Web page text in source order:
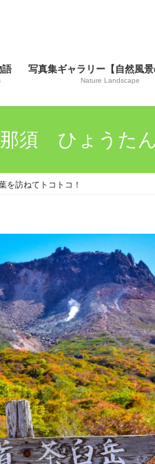
語 写真集ギャラリー【自然風景
Nature Landscape
須 ひょうた
訪ねてトコトコ！